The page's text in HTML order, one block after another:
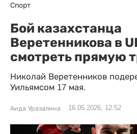
Спорт
Бой казахстанца
Веретенникова в
смотреть прямую
Николай Веретенников
Уильямсом 17 мая.
Аида Уразалина 16.05.2026, 12:52